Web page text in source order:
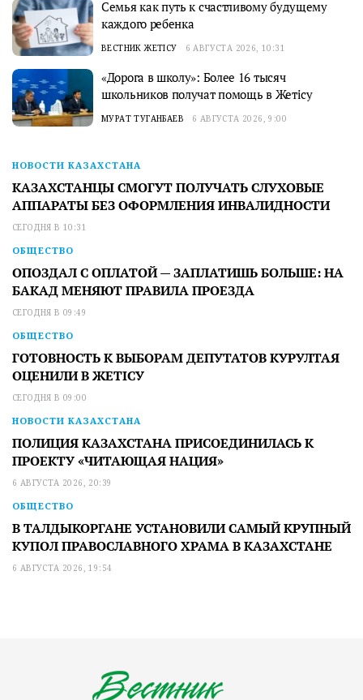
Семья как путь к счастливому будущему
каждого ребенка
ВЕСТНИК ЖЕТІСУ 6 АВГУСТА 2026, 10:31
«Дорога в школу»: Более 16 тысяч
школьников получат помощь в Жетісу
МУРАТ ТУГАНБАЕВ 6 АВГУСТА 2026, 9:00
НОВОСТИ КАЗАХСТАНА
КАЗАХСТАНЦЫ СМОГУТ ПОЛУЧАТЬ СЛУХОВЫЕ
АППАРАТЫ БЕЗ ОФОРМЛЕНИЯ ИНВАЛИДНОСТИ
СЕГОДНЯ В 10:31
ОБЩЕСТВО
ОПОЗДАЛ С ОПЛАТОЙ — ЗАПЛАТИШЬ БОЛЬШЕ: НА
БАКАД МЕНЯЮТ ПРАВИЛА ПРОЕЗДА
СЕГОДНЯ В 09:49
ОБЩЕСТВО
ГОТОВНОСТЬ К ВЫБОРАМ ДЕПУТАТОВ КУРУЛТАЯ
ОЦЕНИЛИ В ЖЕТІСУ
СЕГОДНЯ В 09:00
НОВОСТИ КАЗАХСТАНА
ПОЛИЦИЯ КАЗАХСТАНА ПРИСОЕДИНИЛАСЬ К
ПРОЕКТУ «ЧИТАЮЩАЯ НАЦИЯ»
6 АВГУСТА 2026, 20:39
ОБЩЕСТВО
В ТАЛДЫКОРГАНЕ УСТАНОВИЛИ САМЫЙ КРУПНЫЙ
КУПОЛ ПРАВОСЛАВНОГО ХРАМА В КАЗАХСТАНЕ
6 АВГУСТА 2026, 19:54